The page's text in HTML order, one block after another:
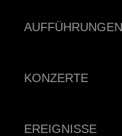
AUFFÜHRUNGEN
KONZERTE
EREIGNISSE